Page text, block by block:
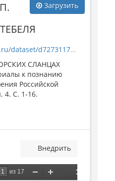
Загрузить
34697e93-69fa-4036-874b-0d2334c23a1c/download/stremoukhoff-1913_koktebel.pdf
СЛАНЦАХ
к познанию
Российской
4. С. 1-16.
Внедрить